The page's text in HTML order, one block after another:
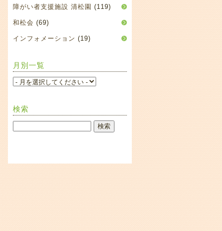
障がい者支援施設 清松園 (119)
和松会 (69)
インフォメーション (19)
月別一覧
検索